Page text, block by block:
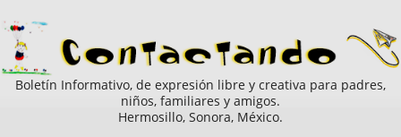
Boletín Informativo, de expresión libre y creativa para padres,
niños, familiares y amigos.
Hermosillo, Sonora, México.